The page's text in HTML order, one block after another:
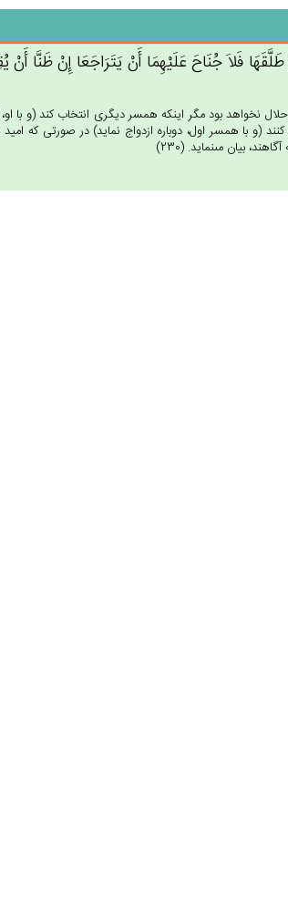
فَلاَ جُنَاح‌َ عَلَيْهِمَا أَن‌ْ يَتَرَاجَعَا إِن‌ْ ظَنَّا أَنْ‌
حلال نخواهد بود مگر اينكه همسر ديگرى انتخاب كند (و با
(و با همسر اول، دوباره ازدواج نمايد) در صورتى كه
بيان مى‏نمايد. (230)